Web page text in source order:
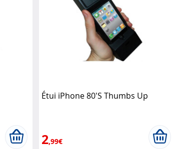
Étui iPhone 80'S Thumbs Up
2,99€